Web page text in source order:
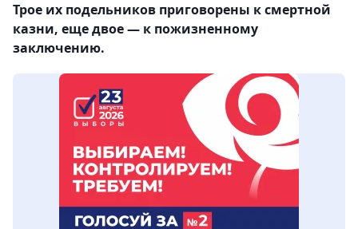
Трое их подельников приговорены к смертной
казни, еще двое — к пожизненному
заключению.